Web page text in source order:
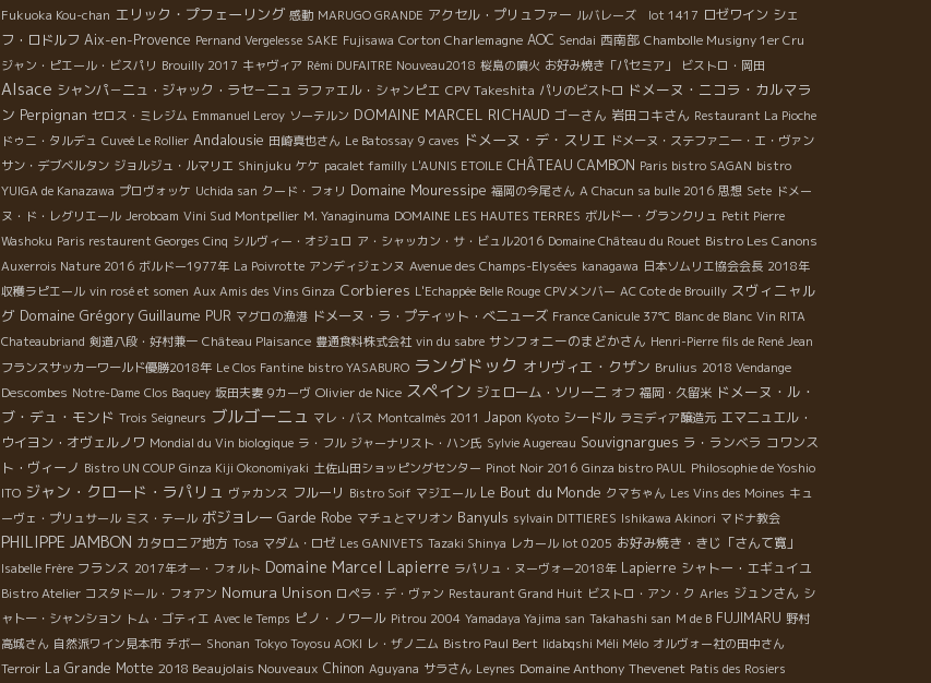
Fukuoka Kou-chan エリック・プフェーリング 感動 MARUGO GRANDE アクセル・プリュファー ルバレーズ lot 1417 ロゼワイン シェ
フ・ロドルフ Aix-en-Provence Pernand Vergelesse SAKE Fujisawa Corton Charlemagne AOC Sendai 西南部 Chambolle Musigny 1er Cru
ジャン・ピエール・ビスパリ Brouilly 2017 キャヴィア Rémi DUFAITRE Nouveau2018 桜島の噴火 お好み焼き「パセミア」 ビストロ・岡田
Alsace シャンパ－ニュ・ジャック・ラセ－ニュ ラファエル・シャンピエ CPV Takeshita パリのビストロ ドメーヌ・ニコラ・カルマラ
ン Perpignan セロス・ミレジム Emmanuel Leroy ソーテルン DOMAINE MARCEL RICHAUD ゴーさん 岩田コキさん Restaurant La Pioche
ドゥニ・タルデュ Cuveé Le Rollier Andalousie 田崎真也さん Le Batossay 9 caves ドメーヌ・デ・スリエ ドメーヌ・ステファニー・エ・ヴァン
サン・デブベルタン ジョルジュ・ルマリエ Shinjuku ケケ pacalet familly L'AUNIS ETOILE CHÂTEAU CAMBON Paris bistro SAGAN bistro
YUIGA de Kanazawa プロヴォッケ Uchida san クード・フォリ Domaine Mouressipe 福岡の今尾さん A Chacun sa bulle 2016 思想 Sete ドメー
ヌ・ド・レグリエール Jeroboam Vini Sud Montpellier M. Yanaginuma DOMAINE LES HAUTES TERRES ボルドー・グランクリュ Petit Pierre
Washoku Paris restaurent Georges Cinq シルヴィー・オジュロ ア・シャッカン・サ・ビュル2016 Domaine Château du Rouet Bistro Les Canons
Auxerrois Nature 2016 ボルドー1977年 La Poivrotte アンディジェンヌ Avenue des Champs-Elysées kanagawa 日本ソムリエ協会会長 2018年
収穫ラピエール vin rosé et somen Aux Amis des Vins Ginza Corbieres L'Echappée Belle Rouge CPVメンバー AC Cote de Brouilly スヴィニャル
グ Domaine Grégory Guillaume PUR マグロの漁港 ドメーヌ・ラ・プティット・べニューズ France Canicule 37℃ Blanc de Blanc Vin RITA
Chateaubriand 剣道八段・好村兼一 Château Plaisance 豊通食料株式会社 vin du sabre サンフォニーのまどかさん Henri-Pierre fils de René Jean
フランスサッカーワールド優勝2018年 Le Clos Fantine bistro YASABURO ラングドック オリヴィエ・クザン Brulius 2018 Vendange
Descombes Notre-Dame Clos Baquey 坂田夫妻 9カーヴ Olivier de Nice スペイン ジェローム・ソリーニ オフ 福岡・久留米 ドメーヌ・ル・
ブ・デュ・モンド Trois Seigneurs ブルゴーニュ マレ・バス Montcalmès 2011 Japon Kyoto シードル ラミディア醸造元 エマニュエル・
ウイヨン・オヴェルノワ Mondial du Vin biologique ラ・フル ジャーナリスト・ハン氏 Sylvie Augereau Souvignargues ラ・ランベラ コワンス
ト・ヴィーノ Bistro UN COUP Ginza Kiji Okonomiyaki 土佐山田ショッピングセンター Pinot Noir 2016 Ginza bistro PAUL Philosophie de Yoshio
ITO ジャン・クロード・ラパリュ ヴァカンス フルーリ Bistro Soif マジエール Le Bout du Monde クマちゃん Les Vins des Moines キュ
ーヴェ・プリュサール ミス・テール ボジョレー Garde Robe マチュとマリオン Banyuls sylvain DITTIERES Ishikawa Akinori マドナ教会
PHILIPPE JAMBON カタロニア地方 Tosa マダム・ロゼ Les GANIVETS Tazaki Shinya レカール lot 0205 お好み焼き・きじ「さんて寛」
Isabelle Frère フランス 2017年オー・フォルト Domaine Marcel Lapierre ラパリュ・ヌーヴォー2018年 Lapierre シャトー・エギュイユ
Bistro Atelier コスタドール・フォアン Nomura Unison ロペラ・デ・ヴァン Restaurant Grand Huit ビストロ・アン・ク Arles ジュンさん シ
ャトー・シャンション トム・ゴティエ Avec le Temps ピノ・ノワール Pitrou 2004 Yamadaya Yajima san Takahashi san M de B FUJIMARU 野村
高城さん 自然派ワイン見本市 チボー Shonan Tokyo Toyosu AOKI レ・ザノ二ム Bistro Paul Bert Iidabqshi Méli Mélo オルヴォー社の田中さん
Terroir La Grande Motte 2018 Beaujolais Nouveaux Chinon Aguyana サラさん Leynes Domaine Anthony Thevenet Patis des Rosiers